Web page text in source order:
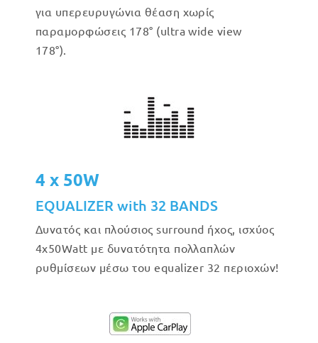
για υπερευρυγώνια θέαση χωρίς
παραμορφώσεις 178° (ultra wide view
178°).
4 x 50W
EQUALIZER with 32 BANDS
Δυνατός και πλούσιος surround ήχος, ισχύος
4x50Watt με δυνατότητα πολλαπλών
ρυθμίσεων μέσω του equalizer 32 περιοχών!